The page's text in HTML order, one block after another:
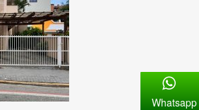
Whatsapp